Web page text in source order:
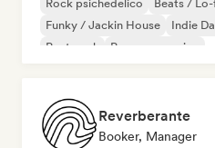
Rock psichedelico Beats /
Funky / Jackin House
Indie
Post punk
Pop progressivo
Reverberante
Booker, Manager